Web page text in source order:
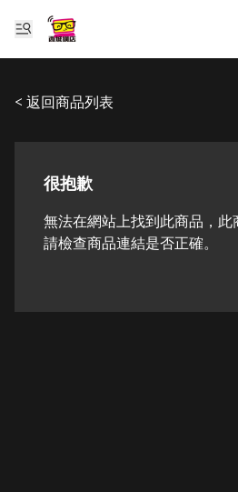
< 返回商品列表
很抱歉
無法在網站上找到此商品，此
請檢查商品連結是否正確。